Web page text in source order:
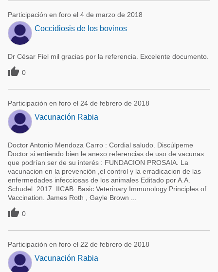
Participación en foro el 4 de marzo de 2018
Coccidiosis de los bovinos
Dr César Fiel mil gracias por la referencia. Excelente documento.
 0
Participación en foro el 24 de febrero de 2018
Vacunación Rabia
Doctor Antonio Mendoza Carro : Cordial saludo. Discúlpeme
Doctor si entiendo bien le anexo referencias de uso de vacunas
que podrían ser de su interés : FUNDACION PROSAIA. La
vacunacion en la prevención ,el control y la erradicacion de las
enfermedades infecciosas de los animales Editado por A.A.
Schudel. 2017. IICAB. Basic Veterinary Immunology Principles of
Vaccination. James Roth , Gayle Brown ...
 0
Participación en foro el 22 de febrero de 2018
Vacunación Rabia